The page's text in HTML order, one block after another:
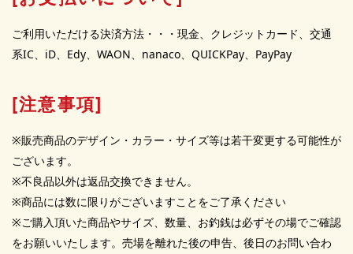
ご利用いただける決済方法・・・現金、クレジットカード、交通
系IC、iD、Edy、WAON、nanaco、QUICKPay、PayPay
[注意事項]
※販売商品のデザイン・カラー・サイズ等は若干変更する可能性が
ございます。
※不良品以外は返品交換できません。
※商品には数に限りがございますことをご了承ください
※ご購入頂いた商品やサイズ、数量、お釣銭は必ずその場でご確認
をお願いいたします。売場を離れた後の申告、後日のお問い合わ